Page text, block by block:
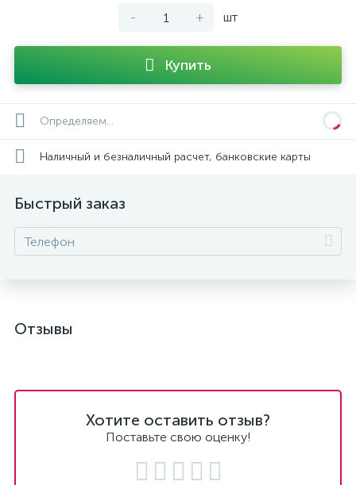
- + шт
Купить
Определяем...
Наличный и безналичный расчет, банковские карты
Быстрый заказ
Отзывы
Хотите оставить отзыв?
Поставьте свою оценку!